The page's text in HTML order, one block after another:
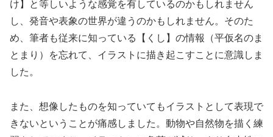
け】と等しいような感覚を有しているのかもしれません
し、発音や表象の世界が違うのかもしれません。そのた
め、筆者も従来に知っている【くし】の情報（平仮名のま
とまり）を忘れて、イラストに描き起こすことに意識しま
した。
また、想像したものを知っていてもイラストとして表現で
きないということが痛感しました。動物や自然物を描く練